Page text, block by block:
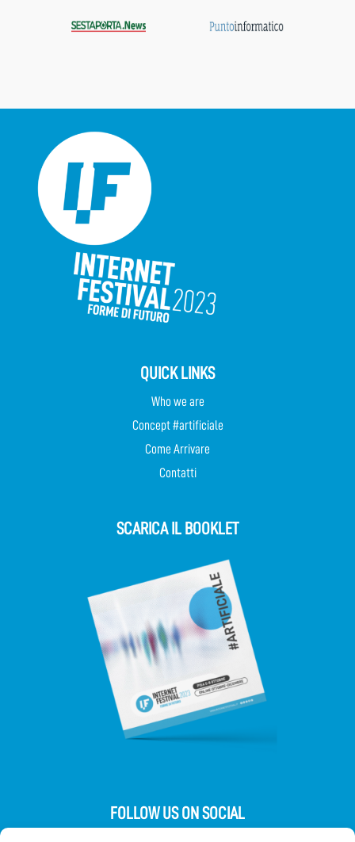
QUICK LINKS
Who we are
Concept #artificiale
Come Arrivare
Contatti
SCARICA IL BOOKLET
FOLLOW US ON SOCIAL